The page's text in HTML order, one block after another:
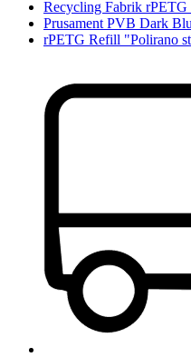
Recycling Fabrik
Prusament PVB Dark
rPETG Refill "Polirano